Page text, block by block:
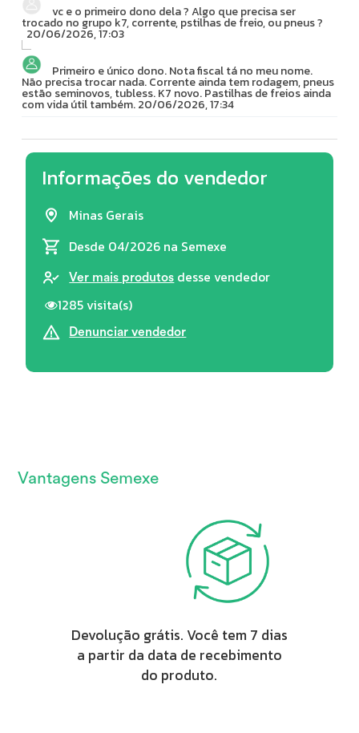
vc e o primeiro dono dela ? Algo que precisa ser
trocado no grupo k7, corrente, pstilhas de freio, ou pneus ?
20/06/2026, 17:03
Primeiro e único dono. Nota fiscal tá no meu nome.
Não precisa trocar nada. Corrente ainda tem rodagem, pneus
estão seminovos, tubless. K7 novo. Pastilhas de freios ainda
com vida útil também.20/06/2026, 17:34
Informações do vendedor
Minas Gerais
Desde 04/2026 na Semexe
Ver mais produtos desse vendedor
1285 visita(s)
Denunciar vendedor
Vantagens Semexe
Devolução grátis. Você tem 7 dias
a partir da data de recebimento
do produto.